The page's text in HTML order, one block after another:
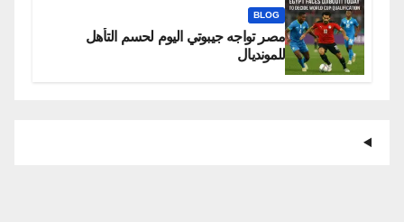
BLOG
مصر تواجه جيبوتي اليوم لحسم التأهل
للمونديال